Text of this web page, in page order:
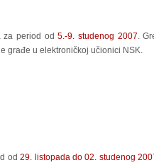
za period od5.-9. studenog 2007.
građe u elektroničkoj učionici NSK.
od29. listopada do 02. studenog